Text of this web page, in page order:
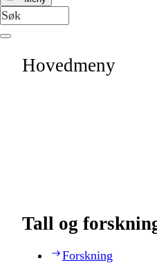
Hovedmeny
Tall og
Forskning